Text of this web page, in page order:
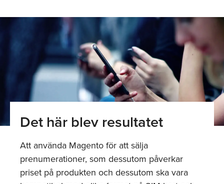
Det här blev resultatet
Att använda Magento för att sälja
prenumerationer, som dessutom påverkar
priset på produkten och dessutom ska vara